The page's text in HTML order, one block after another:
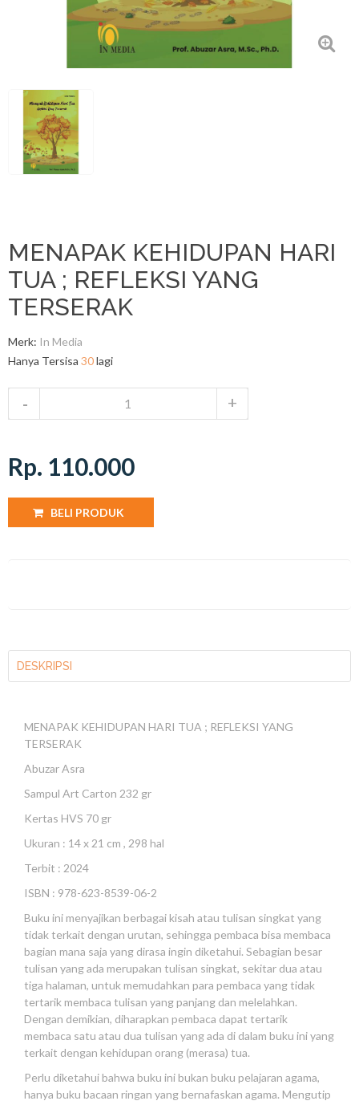
MENAPAK KEHIDUPAN HARI
TUA ; REFLEKSI YANG
TERSERAK
Merk: In Media
Hanya Tersisa 30lagi
Rp. 110.000
BELI PRODUK
DESKRIPSI
MENAPAK KEHIDUPAN HARI TUA ; REFLEKSI YANG
TERSERAK
Abuzar Asra
Sampul Art Carton 232 gr
Kertas HVS 70 gr
Ukuran : 14 x 21 cm , 298 hal
Terbit : 2024
ISBN : 978-623-8539-06-2
Buku ini menyajikan berbagai kisah atau tulisan singkat yang
tidak terkait dengan urutan, sehingga pembaca bisa membaca
bagian mana saja yang dirasa ingin diketahui. Sebagian besar
tulisan yang ada merupakan tulisan singkat, sekitar dua atau
tiga halaman, untuk memudahkan para pembaca yang tidak
tertarik membaca tulisan yang panjang dan melelahkan.
Dengan demikian, diharapkan pembaca dapat tertarik
membaca satu atau dua tulisan yang ada di dalam buku ini yang
terkait dengan kehidupan orang (merasa) tua.
Perlu diketahui bahwa buku ini bukan buku pelajaran agama,
hanya buku bacaan ringan yang bernafaskan agama. Mengutip